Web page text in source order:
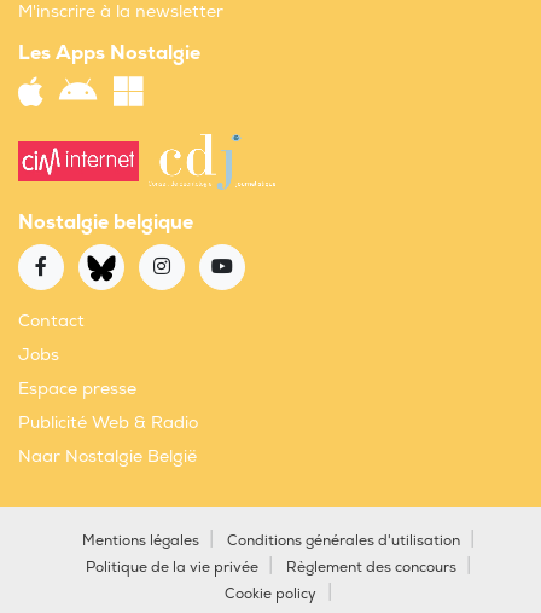
M'inscrire à la newsletter
Les Apps Nostalgie
Nostalgie belgique
Contact
Jobs
Espace presse
Publicité Web & Radio
Naar Nostalgie België
Mentions légales
Conditions générales d'utilisation
Politique de la vie privée
Règlement des concours
Cookie policy